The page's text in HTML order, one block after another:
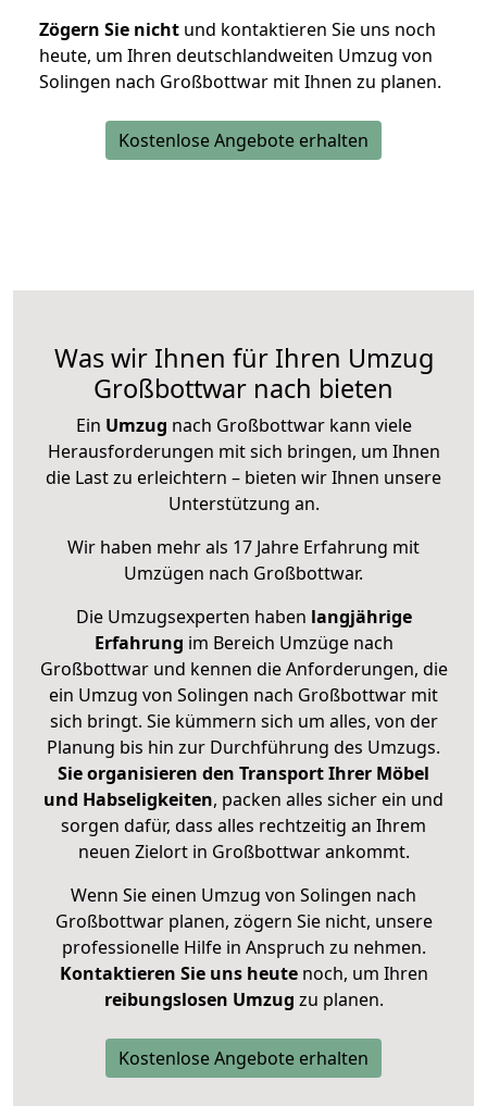
Zögern Sie nicht und kontaktieren Sie uns noch
heute, um Ihren deutschlandweiten Umzug von
Solingen nach Großbottwar mit Ihnen zu planen.
Kostenlose Angebote erhalten
Was wir Ihnen für Ihren Umzug
Großbottwar nach bieten
Ein Umzug nach Großbottwar kann viele
Herausforderungen mit sich bringen, um Ihnen
die Last zu erleichtern – bieten wir Ihnen unsere
Unterstützung an.
Wir haben mehr als 17 Jahre Erfahrung mit
Umzügen nach Großbottwar.
Die Umzugsexperten haben langjährige
Erfahrung im Bereich Umzüge nach
Großbottwar und kennen die Anforderungen, die
ein Umzug von Solingen nach Großbottwar mit
sich bringt. Sie kümmern sich um alles, von der
Planung bis hin zur Durchführung des Umzugs.
Sie organisieren den Transport Ihrer Möbel
und Habseligkeiten, packen alles sicher ein und
sorgen dafür, dass alles rechtzeitig an Ihrem
neuen Zielort in Großbottwar ankommt.
Wenn Sie einen Umzug von Solingen nach
Großbottwar planen, zögern Sie nicht, unsere
professionelle Hilfe in Anspruch zu nehmen.
Kontaktieren Sie uns heutenoch, um Ihren
reibungslosen Umzug zu planen.
Kostenlose Angebote erhalten